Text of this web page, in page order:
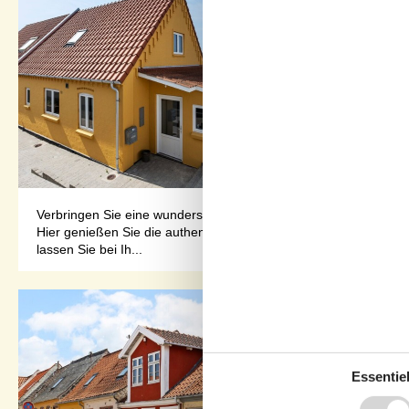
Verbringen Sie eine wunderschöne Auszeit in diesem
Hier genießen Sie die authentische Idylle, während Sie,
lassen Sie bei Ih...